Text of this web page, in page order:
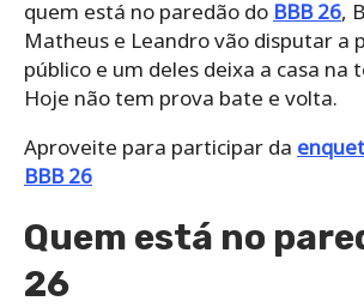
quem está no paredão do BBB 26,
Matheus e Leandro vão disputar a
público e um deles deixa a casa na
Hoje não tem prova bate e volta.
Aproveite para participar da
BBB 26
Quem está no
26